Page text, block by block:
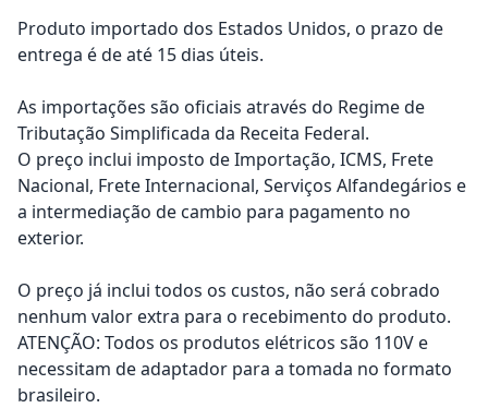
Produto importado dos Estados Unidos, o prazo de
entrega é de até 15 dias úteis.
As importações são oficiais através do Regime de
Tributação Simplificada da Receita Federal.
O preço inclui imposto de Importação, ICMS, Frete
Nacional, Frete Internacional, Serviços Alfandegários e
a intermediação de cambio para pagamento no
exterior.
O preço já inclui todos os custos, não será cobrado
nenhum valor extra para o recebimento do produto.
ATENÇÃO: Todos os produtos elétricos são 110V e
necessitam de adaptador para a tomada no formato
brasileiro.